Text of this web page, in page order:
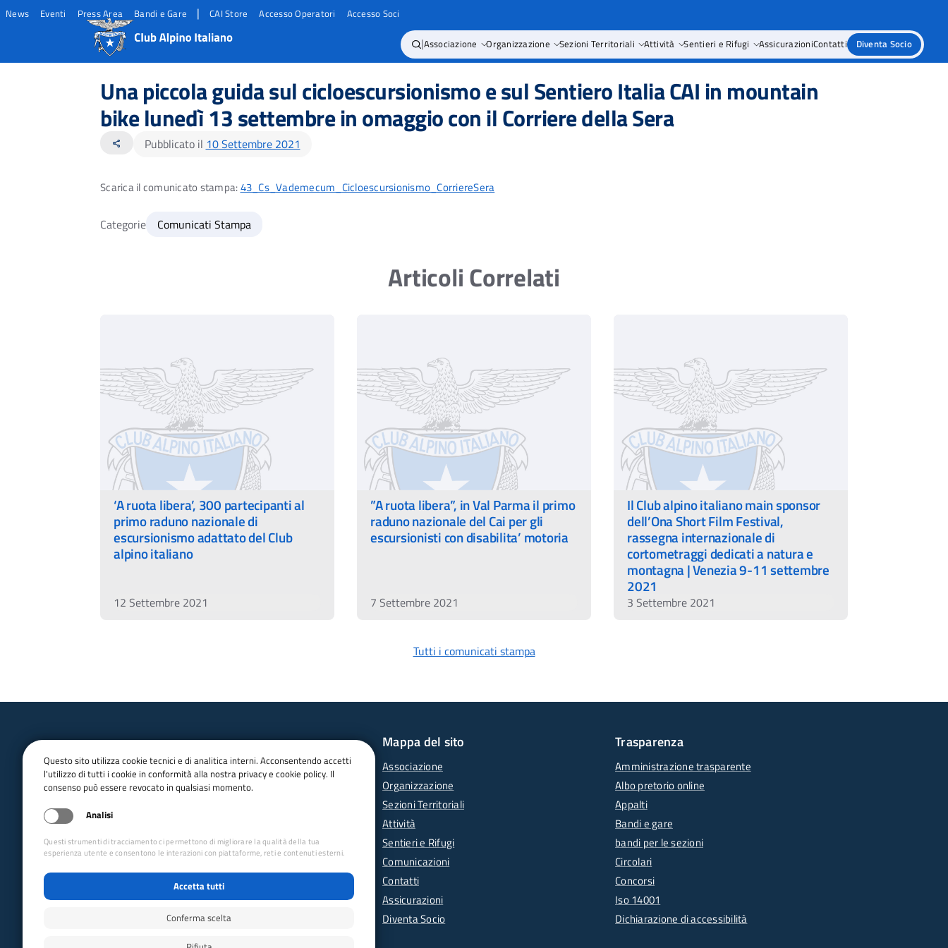
News Eventi Press Area Bandi e Gare | CAI Store Accesso Operatori Accesso Soci
|Associazione Organizzazione Sezioni Territoriali Attività Sentieri e Rifugi AssicurazioniContatti Diventa Socio
Una piccola guida sul cicloescursionismo e sul Sentiero Italia CAI in mountain
bike lunedì 13 settembre in omaggio con il Corriere della Sera
share Pubblicato il 10 Settembre 2021
Scarica il comunicato stampa:43_Cs_Vademecum_Cicloescursionismo_CorriereSera
Categorie Comunicati Stampa
Articoli Correlati
‘A ruota libera’, 300 partecipanti al
primo raduno nazionale di
escursionismo adattato del Club
alpino italiano
12 Settembre 2021
”A ruota libera”, in Val Parma il primo
raduno nazionale del Cai per gli
escursionisti con disabilita’ motoria
7 Settembre 2021
Il Club alpino italiano main sponsor
dell’Ona Short Film Festival,
rassegna internazionale di
cortometraggi dedicati a natura e
montagna | Venezia 9-11 settembre
2021
3 Settembre 2021
Tutti i comunicati stampa
P.IVA 03654880156
Via Petrella 19 - 20124 Milano
seguici su
Mappa del sito
Associazione
Organizzazione
Sezioni Territoriali
Attività
Sentieri e Rifugi
Comunicazioni
Contatti
Assicurazioni
Diventa Socio
Trasparenza
Amministrazione trasparente
Albo pretorio online
Appalti
Bandi e gare
bandi per le sezioni
Circolari
Concorsi
Iso 14001
Dichiarazione di accessibilità
Questo sito utilizza cookie tecnici e di analitica interni. Acconsentendo accetti
l'utilizzo di tutti i cookie in conformità alla nostra privacy e cookie policy. Il
consenso può essere revocato in qualsiasi momento.
Analisi
Questi strumenti di tracciamento ci permettono di migliorare la qualità della tua
esperienza utente e consentono le interazioni con piattaforme, reti e contenuti esterni.
Accetta tutti
Conferma scelta